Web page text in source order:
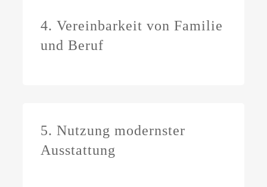
4. Vereinbarkeit von Familie
und Beruf
5. Nutzung modernster
Ausstattung